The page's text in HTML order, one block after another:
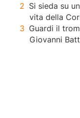
Si sieda su
vita della
Guardi il
Giovanni